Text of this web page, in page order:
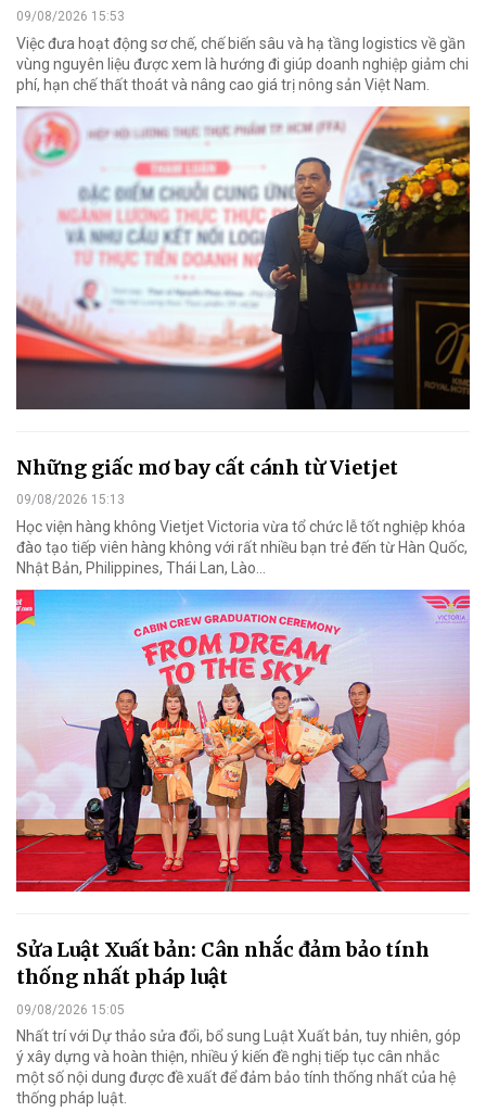
09/08/2026 15:53
Việc đưa hoạt động sơ chế, chế biến sâu và hạ tầng logistics về gần
vùng nguyên liệu được xem là hướng đi giúp doanh nghiệp giảm chi
phí, hạn chế thất thoát và nâng cao giá trị nông sản Việt Nam.
Những giấc mơ bay cất cánh từ Vietjet
09/08/2026 15:13
Học viện hàng không Vietjet Victoria vừa tổ chức lễ tốt nghiệp khóa
đào tạo tiếp viên hàng không với rất nhiều bạn trẻ đến từ Hàn Quốc,
Nhật Bản, Philippines, Thái Lan, Lào…
Sửa Luật Xuất bản: Cân nhắc đảm bảo tính
thống nhất pháp luật
09/08/2026 15:05
Nhất trí với Dự thảo sửa đổi, bổ sung Luật Xuất bản, tuy nhiên, góp
ý xây dựng và hoàn thiện, nhiều ý kiến đề nghị tiếp tục cân nhắc
một số nội dung được đề xuất để đảm bảo tính thống nhất của hệ
thống pháp luật.